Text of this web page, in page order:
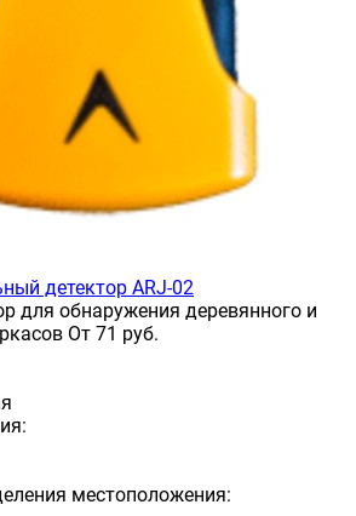
детектор ARJ-02
для обнаружения деревянного и
От 71 руб.
местоположения: